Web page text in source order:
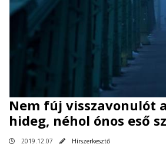
Nem fúj visszavonulót
hideg, néhol ónos eső
2019.12.07 Hírszerkesztő